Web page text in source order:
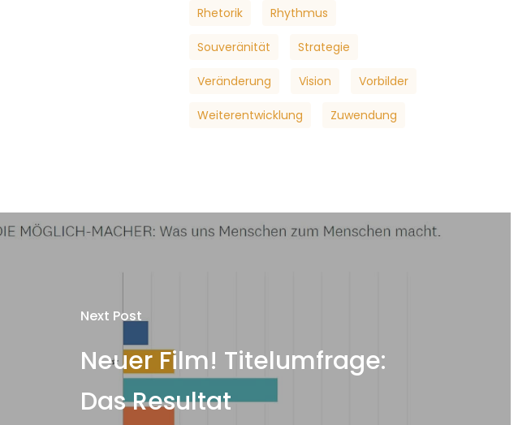
Rhetorik Rhythmus
Souveränität Strategie
Veränderung Vision Vorbilder
Weiterentwicklung Zuwendung
Next Post
Neuer Film! Titelumfrage:
Das Resultat